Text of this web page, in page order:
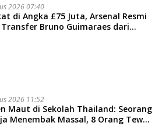
2026 07:40
di Angka £75 Juta, Arsenal Resmi
Transfer Bruno Guimaraes dari
2026 11:52
Maut di Sekolah Thailand: Seorang
Menembak Massal, 8 Orang Tewas